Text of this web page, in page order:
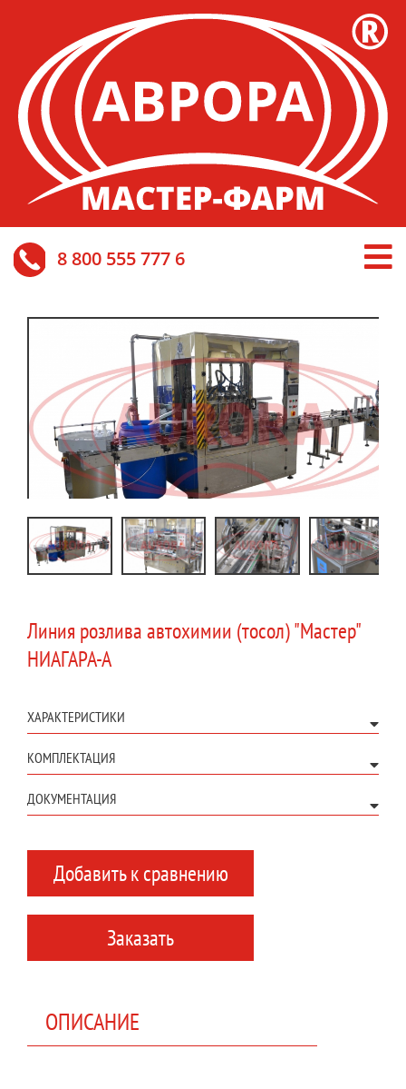
8 800 555 777 6
Линия розлива автохимии (тосол) "Мастер"
НИАГАРА-А
ХАРАКТЕРИСТИКИ
КОМПЛЕКТАЦИЯ
ДОКУМЕНТАЦИЯ
Добавить к сравнению
Заказать
ОПИСАНИЕ